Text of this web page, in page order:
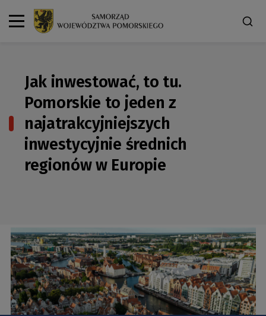
Jak inwestować, to tu.
Pomorskie to jeden z
najatrakcyjniejszych
inwestycyjnie średnich
regionów w Europie